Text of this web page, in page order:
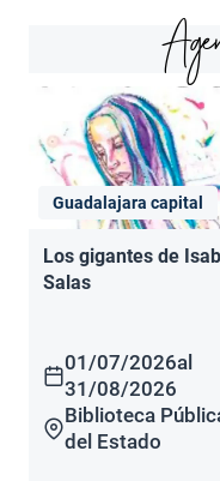
Guadalajara capital
Los gigantes de
Salas
01/07/2026al
31/08/2026
Biblioteca
del Estado